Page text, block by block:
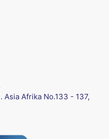
Asia Afrika No.133 - 137,